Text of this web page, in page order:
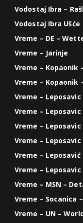
Vodostaj Ibra –
Vodostaj Ibra Ušće
Vreme – DE –
Vreme – Jarinje
Vreme – Kopaonik
Vreme – Kopaonik
Vreme –
Vreme –
Vreme –
Vreme –
Vreme – Leposavić
Vreme –
Vreme – MSN –
Vreme – Socanica
Vreme – UN –